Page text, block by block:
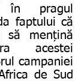
în pragul
faptului că
să mențină
acestei
campaniei
de Sud